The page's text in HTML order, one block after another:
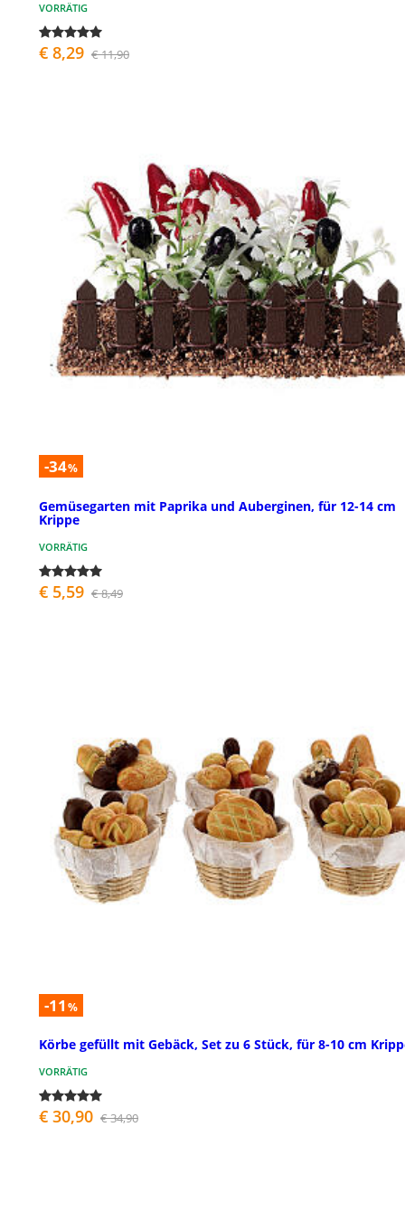
VORRÄTIG
€ 8,29 € 11,90
-34%
Gemüsegarten mit Paprika und Auberginen, für 12-14 cm
Krippe
VORRÄTIG
€ 5,59 € 8,49
-11 %
Körbe gefüllt mit Gebäck, Set zu 6 Stück, für 8-10 cm
VORRÄTIG
€ 30,90 € 34,90